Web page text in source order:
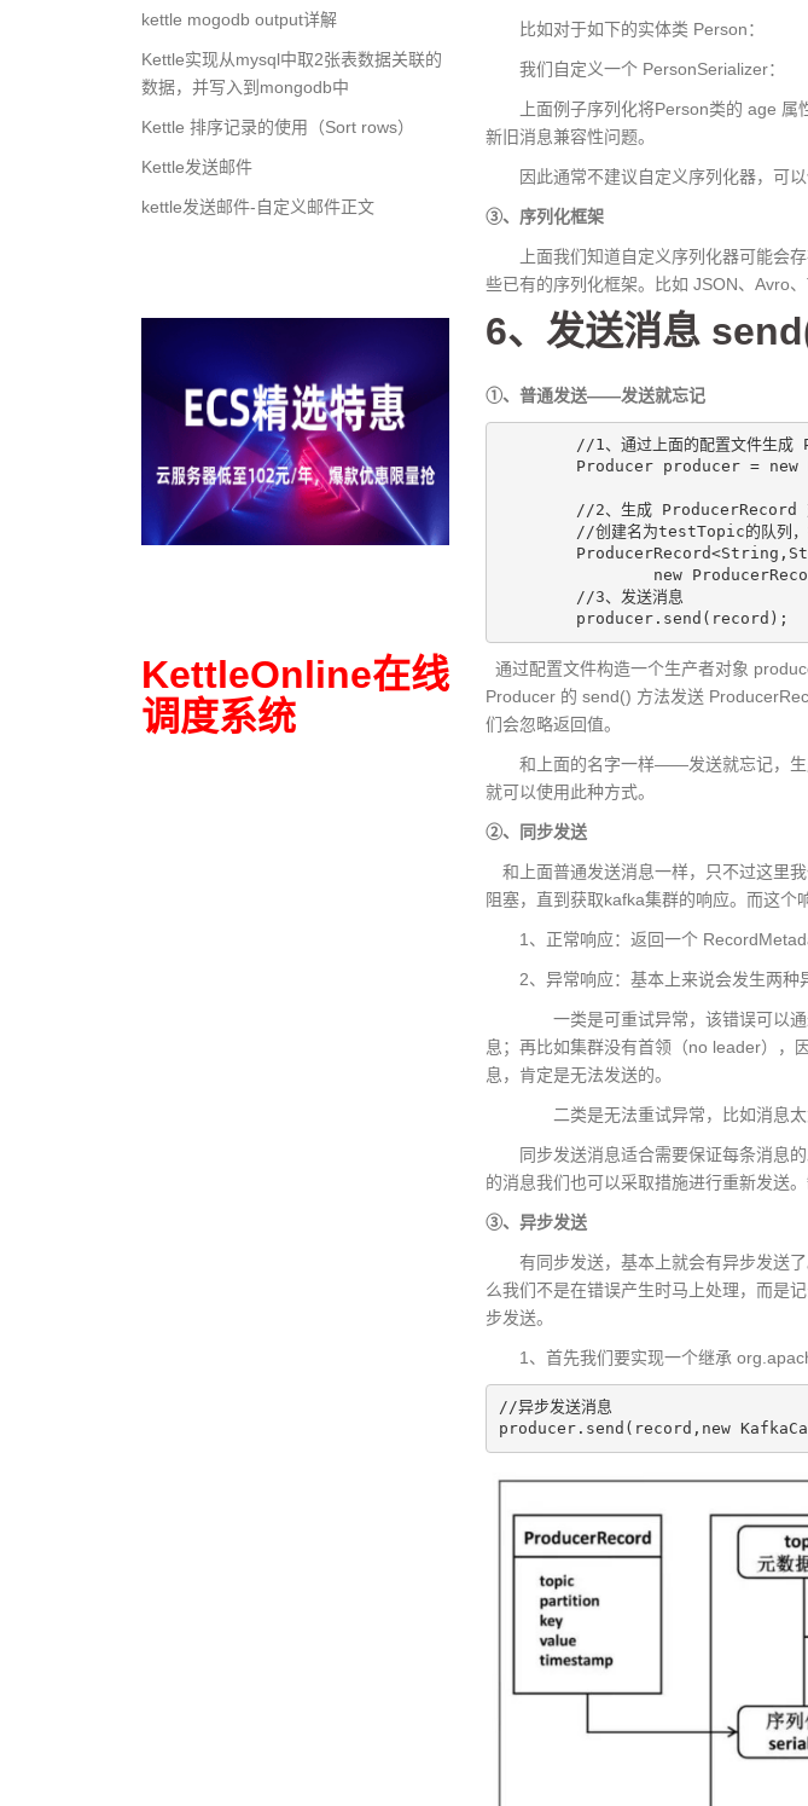
kettle mogodb output详解
Kettle实现从mysql中取2张表数据关联的
数据，并写入到mongodb中
Kettle 排序记录的使用（Sort rows）
Kettle发送邮件
kettle发送邮件-自定义邮件正文
KettleOnline在线
调度系统
比如对于如下的实体类 Person：
我们自定义一个 PersonSerializer：
上面例子序列化将Person类的 age 属性
新旧消息兼容性问题。
因此通常不建议自定义序列化器，可以
③、序列化框架
上面我们知道自定义序列化器可能会存
些已有的序列化框架。比如 JSON、Avro
6、发送消息
①、普通发送——发送就忘记
//1、通过上面的配置文件生成
Producer producer = new
//2、生成 ProducerRecord
//创建名为testTopic的队列
new
        //3、发送消息
        producer.send(record);
通过配置文件构造一个生产者对象
Producer 的 send() 方法发送
们会忽略返回值。
和上面的名字一样——发送就忘记，生产
就可以使用此种方式。
②、同步发送
和上面普通发送消息一样，只不过这里
阻塞，直到获取kafka集群的响应。而这个
1、正常响应：返回一个
2、异常响应：基本上来说会发生两种
一类是可重试异常，该错误可以通过
息；再比如集群没有首领（no leader），
息，肯定是无法发送的。
二类是无法重试异常，比如消息太大
同步发送消息适合需要保证每条消息的
的消息我们也可以采取措施进行重新发送
③、异步发送
有同步发送，基本上就会有异步发送了
么我们不是在错误产生时马上处理，而是
步发送。
1、首先我们要实现一个继承
//异步发送消息
producer.send(record,new